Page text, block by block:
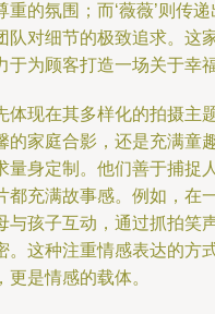
的氛围；而‘薇薇’则传
队对细节的极致追求。这
为顾客打造一场关于幸
体现在其多样化的拍摄主
的家庭合影，还是充满童
量身定制。他们善于捕捉
都充满故事感。例如，在
与孩子互动，通过抓拍笑
。这种注重情感表达的方
是情感的载体。